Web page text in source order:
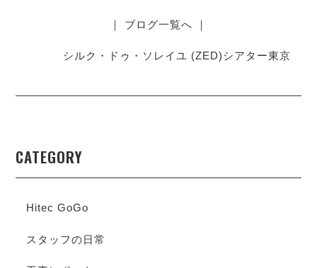
｜ ブログ一覧へ ｜
シルク・ドゥ・ソレイユ (ZED)シアター東京
CATEGORY
Hitec GoGo
スタッフの日常